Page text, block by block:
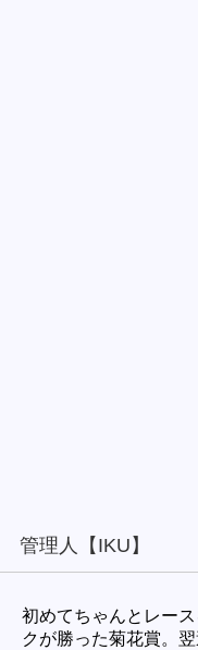
管理人【IKU】
初めてちゃんとレー
クが勝った菊花賞。